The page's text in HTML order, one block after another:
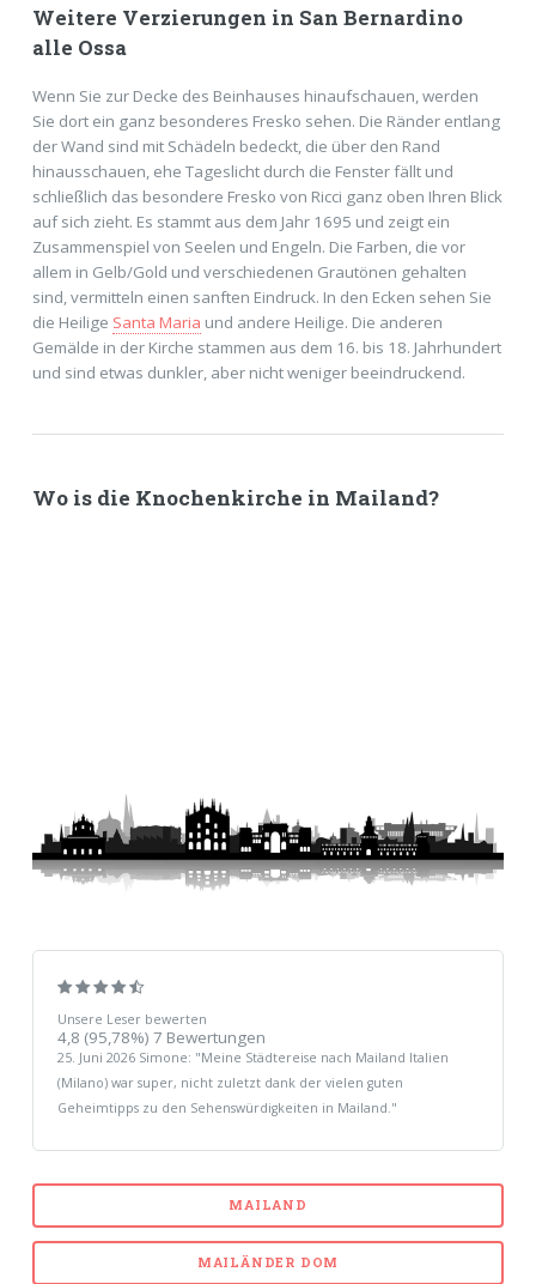
Weitere Verzierungen in San Bernardino
alle Ossa
Wenn Sie zur Decke des Beinhauses hinaufschauen, werden
Sie dort ein ganz besonderes Fresko sehen. Die Ränder entlang
der Wand sind mit Schädeln bedeckt, die über den Rand
hinausschauen, ehe Tageslicht durch die Fenster fällt und
schließlich das besondere Fresko von Ricci ganz oben Ihren Blick
auf sich zieht. Es stammt aus dem Jahr 1695 und zeigt ein
Zusammenspiel von Seelen und Engeln. Die Farben, die vor
allem in Gelb/Gold und verschiedenen Grautönen gehalten
sind, vermitteln einen sanften Eindruck. In den Ecken sehen Sie
die Heilige Santa Maria und andere Heilige. Die anderen
Gemälde in der Kirche stammen aus dem 16. bis 18. Jahrhundert
und sind etwas dunkler, aber nicht weniger beeindruckend.
Wo is die Knochenkirche in Mailand?
Unsere Leser bewerten
4,8 (95,78%) 7 Bewertungen
25. Juni 2026 Simone: "Meine Städtereise nach Mailand Italien
(Milano) war super, nicht zuletzt dank der vielen guten
Geheimtipps zu den Sehenswürdigkeiten in Mailand. "
MAILAND
MAILÄNDER DOM